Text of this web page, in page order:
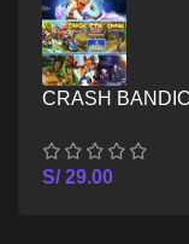
CRASH
S/29.00